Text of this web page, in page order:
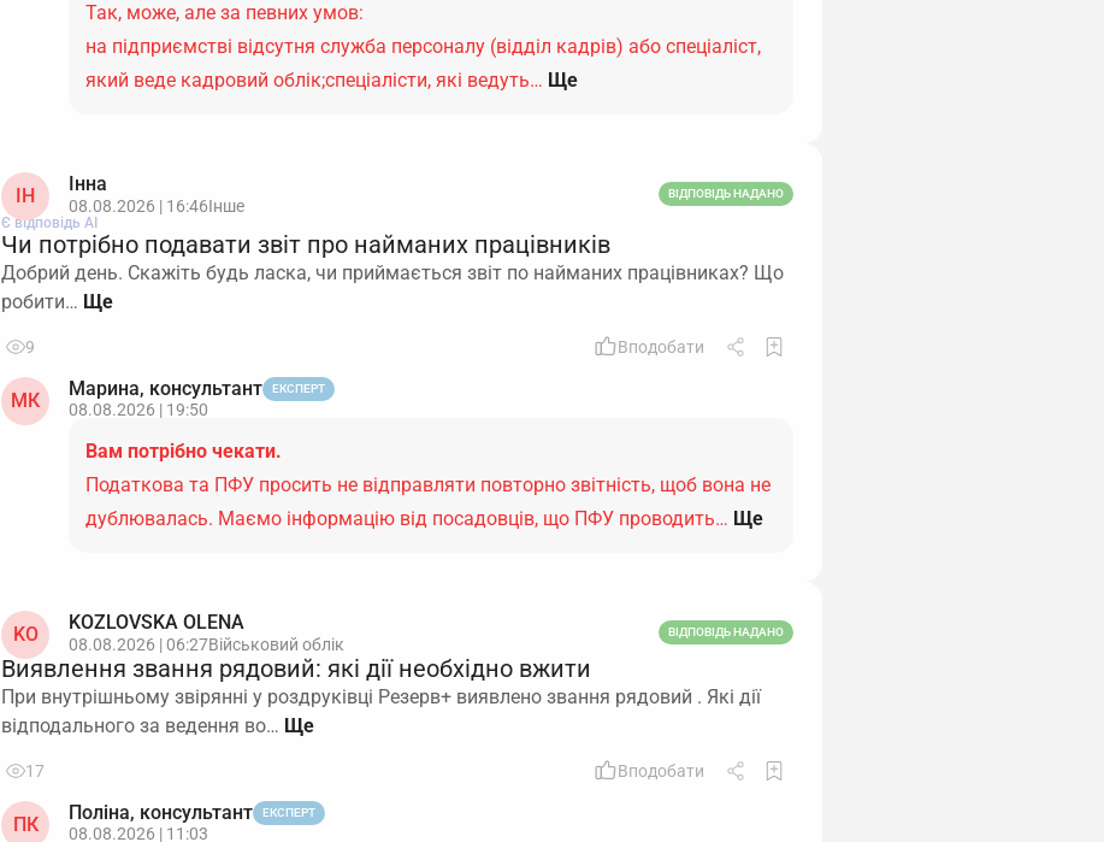
Так, може, але за певних умов:
на підприємстві відсутня служба персоналу (відділ кадрів) або спеціаліст,
який веде кадровий облік;спеціалісти, які ведуть… Ще
ІН
Інна
08.08.2026 | 16:46Інше
ВІДПОВІДЬ НАДАНО
Є відповідь АІ
Чи потрібно подавати звіт про найманих працівників
Добрий день. Скажіть будь ласка, чи приймається звіт по найманих працівниках? Що
робити…
9 Вподобати
МК
Марина, консультант ЕКСПЕРТ
08.08.2026 | 19:50
Вам потрібно чекати.
Податкова та ПФУ просить не відправляти повторно звітність, щоб вона не
дублювалась. Маємо інформацію від посадовців, що ПФУ проводить… Ще
KO
KOZLOVSKA OLENA
08.08.2026 | 06:27Військовий облік
ВІДПОВІДЬ НАДАНО
Виявлення звання рядовий: які дії необхідно вжити
При внутрішньому звірянні у роздруківці Резерв+ виявлено звання рядовий . Які дії
відподального за ведення во…
17 Вподобати
ПК
Поліна, консультант ЕКСПЕРТ
08.08.2026 | 11:03